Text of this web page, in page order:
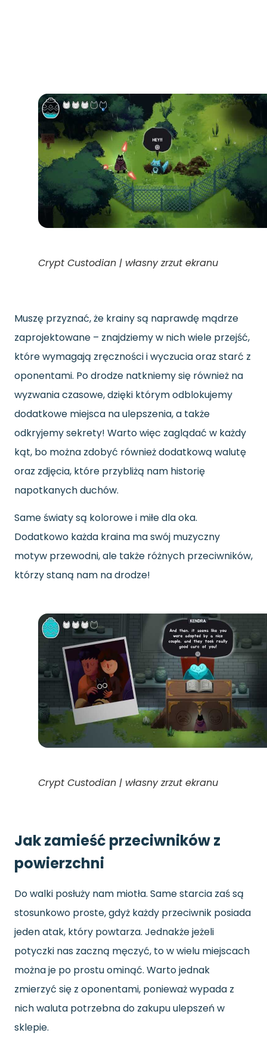
Crypt Custodian | własny zrzut ekranu
Muszę przyznać, że krainy są naprawdę mądrze
zaprojektowane – znajdziemy w nich wiele przejść,
które wymagają zręczności i wyczucia oraz starć z
oponentami. Po drodze natkniemy się również na
wyzwania czasowe, dzięki którym odblokujemy
dodatkowe miejsca na ulepszenia, a także
odkryjemy sekrety! Warto więc zaglądać w każdy
kąt, bo można zdobyć również dodatkową walutę
oraz zdjęcia, które przybliżą nam historię
napotkanych duchów.
Same światy są kolorowe i miłe dla oka.
Dodatkowo każda kraina ma swój muzyczny
motyw przewodni, ale także różnych przeciwników,
którzy staną nam na drodze!
Crypt Custodian | własny zrzut ekranu
Jak zamieść przeciwników z
powierzchni
Do walki posłuży nam miotła. Same starcia zaś są
stosunkowo proste, gdyż każdy przeciwnik posiada
jeden atak, który powtarza. Jednakże jeżeli
potyczki nas zaczną męczyć, to w wielu miejscach
można je po prostu ominąć. Warto jednak
zmierzyć się z oponentami, ponieważ wypada z
nich waluta potrzebna do zakupu ulepszeń w
sklepie.